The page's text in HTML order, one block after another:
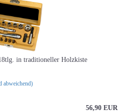
in traditioneller Holzkiste
abweichend)
56,90 EUR